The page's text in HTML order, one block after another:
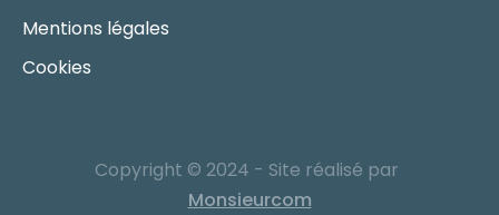
Mentions légales
Cookies
Copyright © 2024 - Site réalisé par
Monsieurcom